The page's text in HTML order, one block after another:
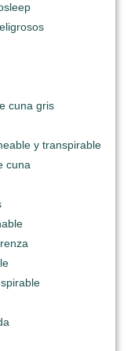
cuna gris
y transpirable
cuna